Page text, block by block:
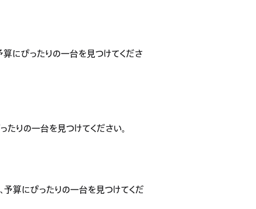
算にぴったりの一台を見つけてくださ
たりの一台を見つけてください。
予算にぴったりの一台を見つけてくだ